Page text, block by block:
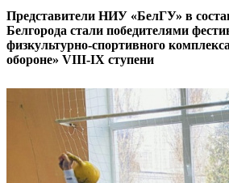
Представители НИУ «БелГУ» в
Белгорода стали победителями
физкультурно-спортивного
обороне» VIII-IX ступени